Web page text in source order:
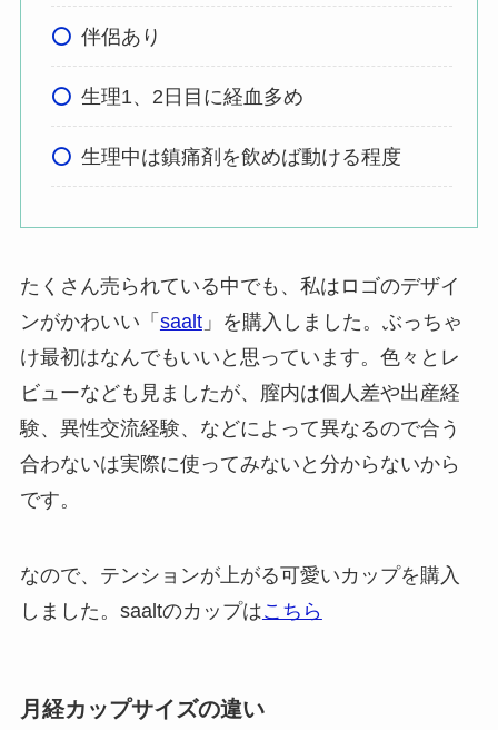
伴侶あり
生理1、2日目に経血多め
生理中は鎮痛剤を飲めば動ける程度
たくさん売られている中でも、私はロゴのデザイ
ンがかわいい「 saalt」を購入しました。ぶっちゃ
け最初はなんでもいいと思っています。色々とレ
ビューなども見ましたが、膣内は個人差や出産経
験、異性交流経験、などによって異なるので合う
合わないは実際に使ってみないと分からないから
です。
なので、テンションが上がる可愛いカップを購入
しました。saaltのカップはこちら
月経カップサイズの違い